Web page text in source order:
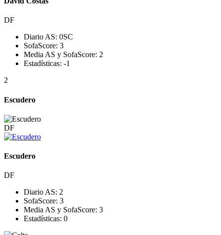
DF
Diario AS: 0SC
SofaScore: 3
Media AS y SofaScore: 2
Estadísticas: -1
2
Escudero
DF
Escudero
DF
Diario AS: 2
SofaScore: 3
Media AS y SofaScore: 3
Estadísticas: 0